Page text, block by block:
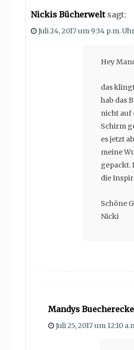
Nickis Bücherwelt sagt:
Juli 24, 2017 um 9:34 p.m.
Hey
das
hab das
nicht auf
Schirm
es jetzt
meine
gepackt.
die
Schöne
Nicki
Mandys Buecherecke
Juli 25, 2017 um 12:10